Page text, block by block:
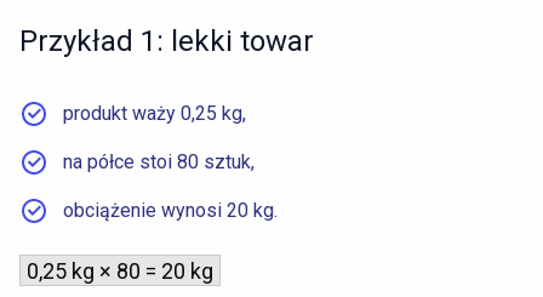
Przykład 1: lekki towar
produkt waży 0,25 kg,
na półce stoi 80 sztuk,
obciążenie wynosi 20 kg.
0,25 kg × 80 = 20 kg